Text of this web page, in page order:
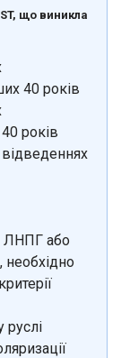
що виникла
40 років
років
ЛНПГ або
необхідно
руслі